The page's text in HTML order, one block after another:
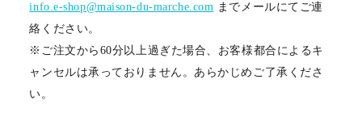
info.e-shop@maison-du-marche.com までメールにてご連
絡ください。
※ご注文から60分以上過ぎた場合、お客様都合によるキ
ャンセルは承っておりません。あらかじめご了承くださ
い。